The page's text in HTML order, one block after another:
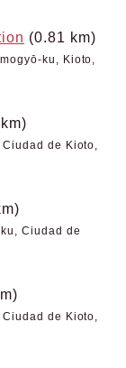
(0.81 km)
ku, Kioto,
de Kioto,
Ciudad de
de Kioto,